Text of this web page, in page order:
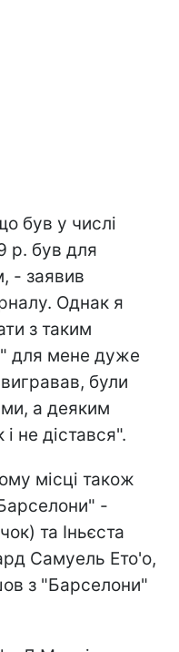
був у числі
р. був для
- заявив
Однак я
з таким
для мене дуже
були
а деяким
не дістався".
місці також
-
та Іньєста
Самуель Ето'о,
з "Барселони"